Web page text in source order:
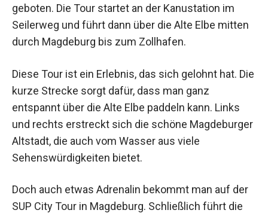
geboten. Die Tour startet an der Kanustation im
Seilerweg und führt dann über die Alte Elbe mitten
durch Magdeburg bis zum Zollhafen.
Diese Tour ist ein Erlebnis, das sich gelohnt hat. Die
kurze Strecke sorgt dafür, dass man ganz
entspannt über die Alte Elbe paddeln kann. Links
und rechts erstreckt sich die schöne Magdeburger
Altstadt, die auch vom Wasser aus viele
Sehenswürdigkeiten bietet.
Doch auch etwas Adrenalin bekommt man auf der
SUP City Tour in Magdeburg. Schließlich führt die